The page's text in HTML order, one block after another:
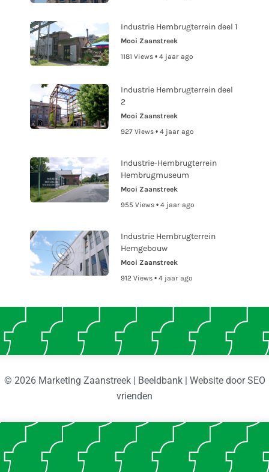
Industrie Hembrugterrein deel 1
Mooi Zaanstreek
1181 Views • 4 jaar ago
Industrie Hembrugterrein deel
2
Mooi Zaanstreek
927 Views • 4 jaar ago
Industrie-Hembrugterrein
Hembrugmuseum
Mooi Zaanstreek
955 Views • 4 jaar ago
Industrie Hembrugterrein
Hemgebouw
Mooi Zaanstreek
912 Views • 4 jaar ago
© 2026 Marketing Zaanstreek | Beeldbank | Website doorSEO
vrienden